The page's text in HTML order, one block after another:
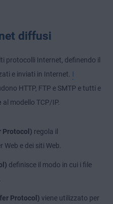
diffusi
protocolli Internet, definendo il
e inviati in Internet. I
HTTP, FTP e SMTP e tutti e
al modello TCP/IP.
Protocol) regola il
e dei siti Web.
definisce il modo in cui i file
Protocol) viene utilizzato per